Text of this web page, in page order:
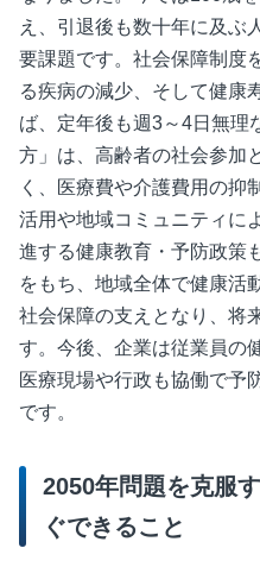
え、引退後も数十年に及ぶ
要課題です。社会保障制度
る疾病の減少、そして健康
ば、定年後も週3～4日無理
方」は、高齢者の社会参加
く、医療費や介護費用の抑
活用や地域コミュニティに
進する健康教育・予防政策
をもち、地域全体で健康活
社会保障の支えとなり、将
す。今後、企業は従業員の
医療現場や行政も協働で予
です。
2050年問題を克服
ぐできること